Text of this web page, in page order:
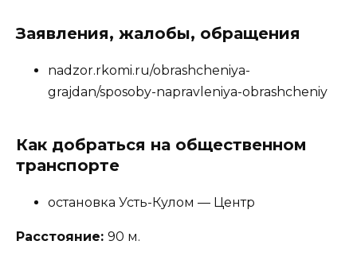
Заявления, жалобы, обращения
nadzor.rkomi.ru/obrashcheniya-
grajdan/sposoby-napravleniya-obrashcheniy
Как добраться на общественном
транспорте
остановка Усть-Кулом — Центр
Расстояние: 90 м.